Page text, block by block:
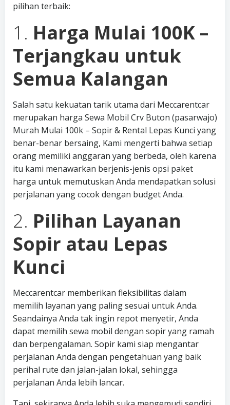
pilihan terbaik:
1. Harga Mulai 100K –
Terjangkau untuk
Semua Kalangan
Salah satu kekuatan tarik utama dari Meccarentcar
merupakan harga Sewa Mobil Crv Buton (pasarwajo)
Murah Mulai 100k – Sopir & Rental Lepas Kunci yang
benar-benar bersaing, Kami mengerti bahwa setiap
orang memiliki anggaran yang berbeda, oleh karena
itu kami menawarkan berjenis-jenis opsi paket
harga untuk memutuskan Anda mendapatkan solusi
perjalanan yang cocok dengan budget Anda.
2. Pilihan Layanan
Sopir atau Lepas
Kunci
Meccarentcar memberikan fleksibilitas dalam
memilih layanan yang paling sesuai untuk Anda.
Seandainya Anda tak ingin repot menyetir, Anda
dapat memilih sewa mobil dengan sopir yang ramah
dan berpengalaman. Sopir kami siap mengantar
perjalanan Anda dengan pengetahuan yang baik
perihal rute dan jalan-jalan lokal, sehingga
perjalanan Anda lebih lancar.